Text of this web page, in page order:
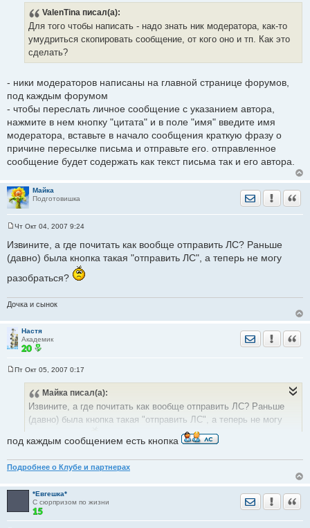
ValenTina писал(а):
Для того чтобы написать - надо знать ник модератора, как-то
умудриться скопировать сообщение, от кого оно и тп. Как это
сделать?
- ники модераторов написаны на главной странице форумов,
под каждым форумом
- чтобы переслать личное сообщение с указанием автора,
нажмите в нем кнопку "цитата" и в поле "имя" введите имя
модератора, вставьте в начало сообщения краткую фразу о
причине пересылке письма и отправьте его. отправленное
сообщение будет содержать как текст письма так и его автора.
Майка
Подготовишка
Отправить
о
б
щ
н
е
Чт Окт 04, 2007 9:24
Извините, а где почитать как вообще отправить ЛС? Раньше
(давно) была кнопка такая "отправить ЛС", а теперь не могу
разобраться?
Дочка и сынок
Настя
Академик
Отправить
е
Пт Окт 05, 2007 0:17
Майка писал(а):
Извините, а где почитать как вообще отправить ЛС? Раньше
(давно) была кнопка такая "отправить ЛС", а теперь не могу
разобраться?
под каждым сообщением есть кнопка
Подробнее о Клубе и партнерах
*Евгешка*
С сюрпризом по жизни
Отправить